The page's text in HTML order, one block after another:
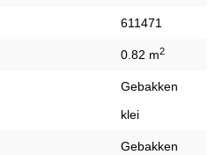
611471
0.82 m2
Gebakken
klei
Gebakken